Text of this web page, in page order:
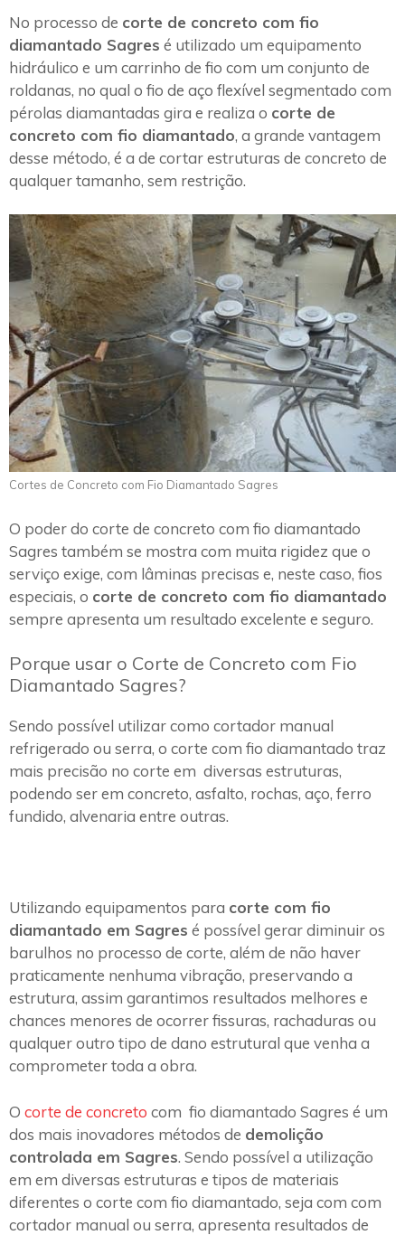
No processo de corte de concreto com fio
diamantado Sagres é utilizado um equipamento
hidráulico e um carrinho de fio com um conjunto de
roldanas, no qual o fio de aço flexível segmentado com
pérolas diamantadas gira e realiza o corte de
concreto com fio diamantado, a grande vantagem
desse método, é a de cortar estruturas de concreto de
qualquer tamanho, sem restrição.
Cortes de Concreto com Fio Diamantado Sagres
O poder do corte de concreto com fio diamantado
Sagres também se mostra com muita rigidez que o
serviço exige, com lâminas precisas e, neste caso, fios
especiais, o corte de concreto com fio diamantado
sempre apresenta um resultado excelente e seguro.
Porque usar o Corte de Concreto com Fio
Diamantado Sagres?
Sendo possível utilizar como cortador manual
refrigerado ou serra, o corte com fio diamantado traz
mais precisão no corte em diversas estruturas,
podendo ser em concreto, asfalto, rochas, aço, ferro
fundido, alvenaria entre outras.
Utilizando equipamentos para corte com fio
diamantado em Sagres é possível gerar diminuir os
barulhos no processo de corte, além de não haver
praticamente nenhuma vibração, preservando a
estrutura, assim garantimos resultados melhores e
chances menores de ocorrer fissuras, rachaduras ou
qualquer outro tipo de dano estrutural que venha a
comprometer toda a obra.
O corte de concreto com fio diamantado Sagres é um
dos mais inovadores métodos de demolição
controlada em Sagres. Sendo possível a utilização
em em diversas estruturas e tipos de materiais
diferentes o corte com fio diamantado, seja com com
cortador manual ou serra, apresenta resultados de